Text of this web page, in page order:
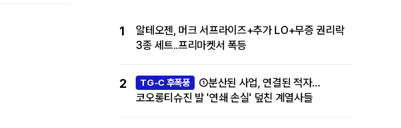
1
알테오젠, 머크 서프라이즈+추가 LO+무증 권리락
3종 세트..프리마켓서 폭등
2 TG-C 후폭풍
①분산된 사업, 연결된 적자…
코오롱티슈진 발 '연쇄 손실' 덮친 계열사들